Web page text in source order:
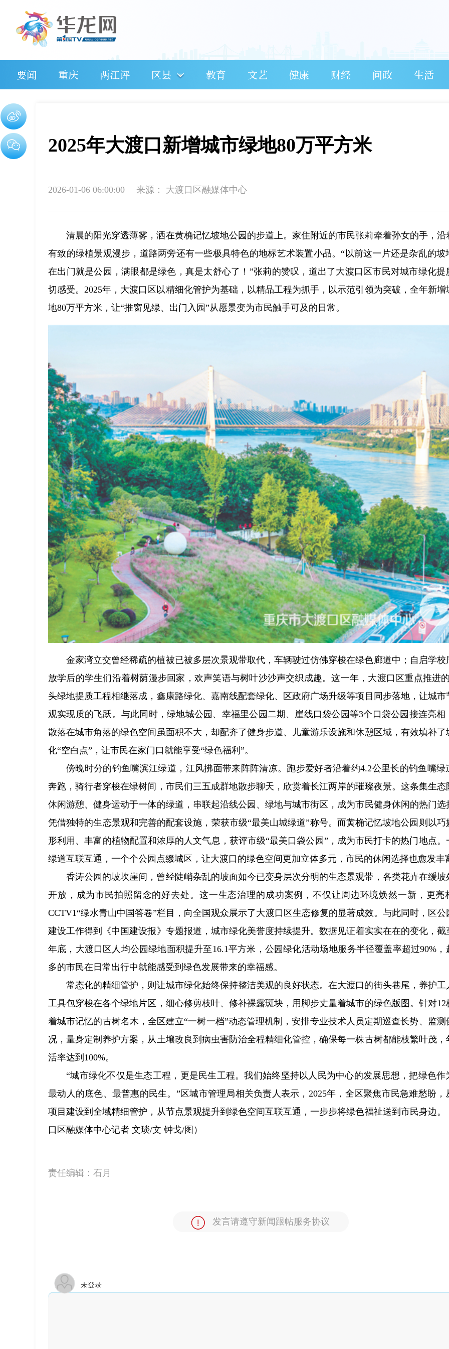
要闻 重庆 两江评 区县 教育 文艺 健康 财经 问政 生活
2025年大渡口新增城市绿地80万平方米
2026-01-06 06:00:00 来源： 大渡口区融媒体中心
清晨的阳光穿透薄雾，洒在黄桷记忆坡地公园的步道上。家住附近的市民张莉牵着孙女的手，沿
有致的绿植景观漫步，道路两旁还有一些极具特色的地标艺术装置小品。“以前这一片还是杂乱的坡
在出门就是公园，满眼都是绿色，真是太舒心了！”张莉的赞叹，道出了大渡口区市民对城市绿化提
切感受。2025年，大渡口区以精细化管护为基础，以精品工程为抓手，以示范引领为突破，全年新增
地80万平方米，让“推窗见绿、出门入园”从愿景变为市民触手可及的日常。
金家湾立交曾经稀疏的植被已被多层次景观带取代，车辆驶过仿佛穿梭在绿色廊道中；自启学校
放学后的学生们沿着树荫漫步回家，欢声笑语与树叶沙沙声交织成趣。这一年，大渡口区重点推进
头绿地提质工程相继落成，鑫康路绿化、嘉南线配套绿化、区政府广场升级等项目同步落地，让城市
观实现质的飞跃。与此同时，绿地城公园、幸福里公园二期、崖线口袋公园等3个口袋公园接连亮相
散落在城市角落的绿色空间虽面积不大，却配齐了健身步道、儿童游乐设施和休憩区域，有效填补了
化“空白点”，让市民在家门口就能享受“绿色福利”。
傍晚时分的钓鱼嘴滨江绿道，江风拂面带来阵阵清凉。跑步爱好者沿着约4.2公里长的钓鱼嘴绿
奔跑，骑行者穿梭在绿树间，市民们三五成群地散步聊天，欣赏着长江两岸的璀璨夜景。这条集生态
休闲游憩、健身运动于一体的绿道，串联起沿线公园、绿地与城市街区，成为市民健身休闲的热门选
凭借独特的生态景观和完善的配套设施，荣获市级“最美山城绿道”称号。而黄桷记忆坡地公园则以巧
形利用、丰富的植物配置和浓厚的人文气息，获评市级“最美口袋公园”，成为市民打卡的热门地点。
绿道互联互通，一个个公园点缀城区，让大渡口的绿色空间更加立体多元，市民的休闲选择也愈发丰
香涛公园的坡坎崖间，曾经陡峭杂乱的坡面如今已变身层次分明的生态景观带，各类花卉在缓坡
开放，成为市民拍照留念的好去处。这一生态治理的成功案例，不仅让周边环境焕然一新，更亮
CCTV1“绿水青山中国答卷”栏目，向全国观众展示了大渡口区生态修复的显著成效。与此同时，区公
建设工作得到《中国建设报》专题报道，城市绿化美誉度持续提升。数据见证着实实在在的变化，截
年底，大渡口区人均公园绿地面积提升至16.1平方米，公园绿化活动场地服务半径覆盖率超过90%，
多的市民在日常出行中就能感受到绿色发展带来的幸福感。
常态化的精细管护，则让城市绿化始终保持整洁美观的良好状态。在大渡口的街头巷尾，养护工
工具包穿梭在各个绿地片区，细心修剪枝叶、修补裸露斑块，用脚步丈量着城市的绿色版图。针对12
着城市记忆的古树名木，全区建立“一树一档”动态管理机制，安排专业技术人员定期巡查长势、监测
况，量身定制养护方案，从土壤改良到病虫害防治全程精细化管控，确保每一株古树都能枝繁叶茂，
活率达到100%。
“城市绿化不仅是生态工程，更是民生工程。我们始终坚持以人民为中心的发展思想，把绿色作
最动人的底色、最普惠的民生。”区城市管理局相关负责人表示，2025年，全区聚焦市民急难愁盼，
项目建设到全域精细管护，从节点景观提升到绿色空间互联互通，一步步将绿色福祉送到市民身边。
口区融媒体中心记者 文琰/文 钟戈/图）
责任编辑： 石月
发言请遵守新闻跟帖服务协议
未登录